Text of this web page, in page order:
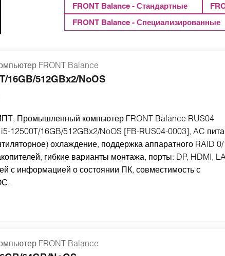
FRONT Balance - Стандартные
FRONT Balance - Специализированные
FRONT Balance
16GB/512GBx2/NoOS
Промышленный компьютер FRONT Balance RUS04
12500T/16GB/512GBx2/NoOS [FB-RUS04-0003], AC
охлаждение, поддержка аппаратного RAID 0/
гибкие варианты монтажа, порты: DP, HDMI,
с информацией о состоянии ПК, совместимость с
FRONT Balance